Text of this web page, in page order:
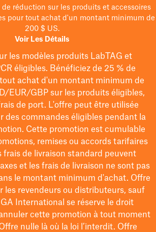
réduction sur les produits et accessoires
pour tout achat d'un montant minimum de
200 $ US.
Voir Les Détails
les modèles produits LabTAG et
éligibles. Bénéficiez de 25 % de
achat d'un montant minimum de
EUR/GBPsur les produits éligibles,
de port. L'offre peut être utilisée
des commandes éligibles pendant la
Cette promotion est cumulable
remises ou accords tarifaires
frais de livraison standard peuvent
et les frais de livraison ne sont pas
le montant minimum d'achat. Offre
les revendeurs ou distributeurs, sauf
International se réserve le droit
cette promotion à tout moment
nulle là où la loi l’interdit. Offre